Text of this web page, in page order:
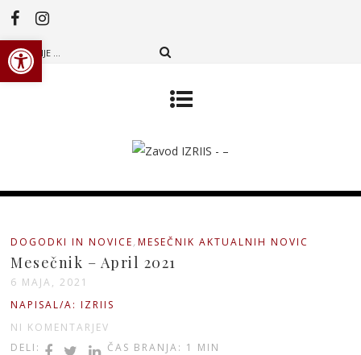
Open toolbar
DOGODKI IN NOVICE,MESEČNIK AKTUALNIH NOVIC
Mesečnik – April 2021
6 MAJA, 2021
NAPISAL/A: IZRIIS
NI KOMENTARJEV
DELI:
ČAS BRANJA: 1 MIN